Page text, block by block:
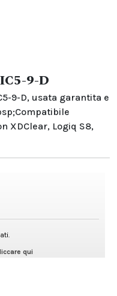
9-D
9-D, usata garantita e
XDClear, Logiq S8,